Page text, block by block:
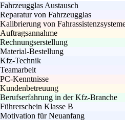
Fahrzeugglas Austausch
Reparatur von Fahrzeugglas
Kalibrierung von
Auftragsannahme
Rechnungserstellung
Material-Bestellung
Kfz-Technik
Teamarbeit
PC-Kenntnisse
Kundenbetreuung
Berufserfahrung in der Kfz-Branche
Führerschein Klasse B
Motivation für Neuanfang